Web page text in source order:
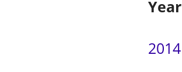
Year
2014